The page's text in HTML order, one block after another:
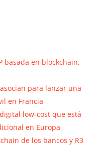
basada en blockchain,
para lanzar una
en Francia
low-cost que está
en Europa
de los bancos y R3